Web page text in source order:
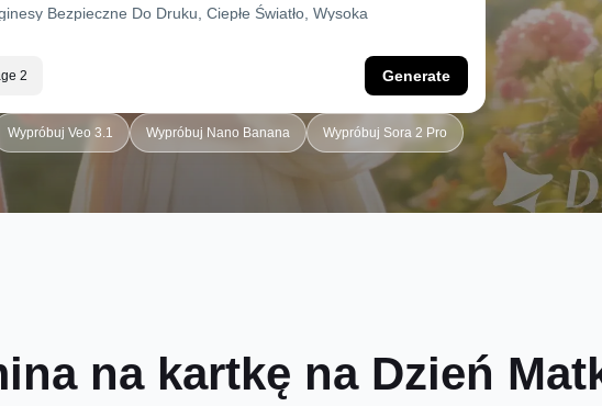
2 Generate
Wypróbuj Veo 3.1 Wypróbuj Nano Banana Wypróbuj Sora 2 Pro
na kartkę na Dzień